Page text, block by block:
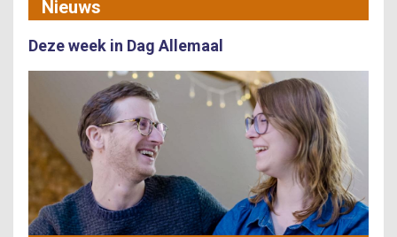
Nieuws
Deze week in Dag Allemaal